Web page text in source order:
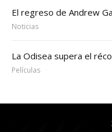
El regreso de Andrew
Noticias
La Odisea supera el
Películas